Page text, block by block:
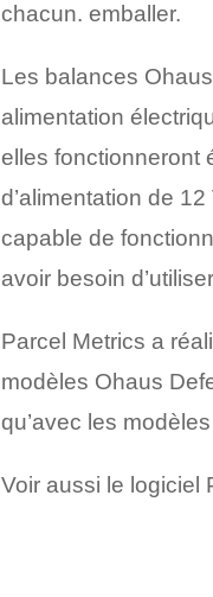
chacun. emballer.
Les balances
alimentation
elles fonctionneront
d’alimentation de
capable de
avoir besoin
Parcel Metrics a
modèles Ohaus
qu’avec les
Voir aussi le logiciel